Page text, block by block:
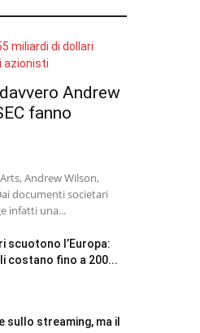
Andrew
fanno
Andrew Wilson,
documenti societari
infatti una...
scuotono l’Europa:
costano fino a 200...
sullo streaming, ma il